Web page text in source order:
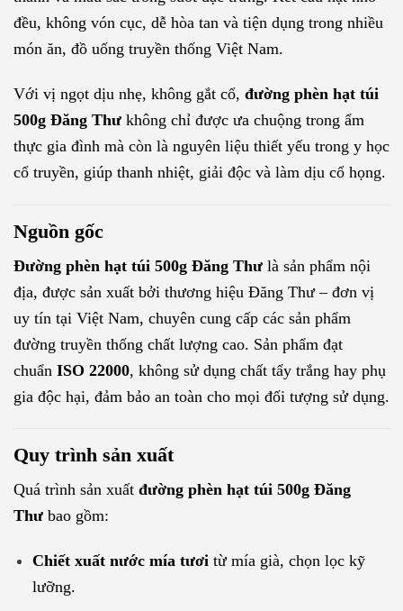
đều, không vón cục, dễ hòa tan và tiện dụng trong nhiều
món ăn, đồ uống truyền thống Việt Nam.
Với vị ngọt dịu nhẹ, không gắt cổ, đường phèn hạt túi
500g Đăng Thư không chỉ được ưa chuộng trong ẩm
thực gia đình mà còn là nguyên liệu thiết yếu trong y học
cổ truyền, giúp thanh nhiệt, giải độc và làm dịu cổ họng.
Nguồn gốc
Đường phèn hạt túi 500g Đăng Thư là sản phẩm nội
địa, được sản xuất bởi thương hiệu Đăng Thư – đơn vị
uy tín tại Việt Nam, chuyên cung cấp các sản phẩm
đường truyền thống chất lượng cao. Sản phẩm đạt
chuẩn ISO 22000, không sử dụng chất tẩy trắng hay phụ
gia độc hại, đảm bảo an toàn cho mọi đối tượng sử dụng.
Quy trình sản xuất
Quá trình sản xuất đường phèn hạt túi 500g Đăng
Thư bao gồm:
Chiết xuất nước mía tươi từ mía già, chọn lọc kỹ
lưỡng.